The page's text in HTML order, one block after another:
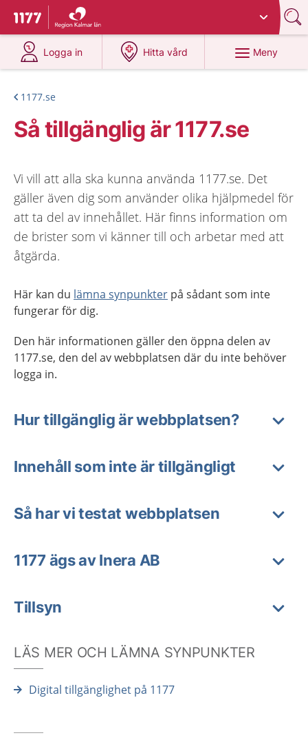
Till startsidan för 1177
Du har valt region
Logga in
på 1177.se
Hitta vård
på 1177.se
Meny
1177.se
Så tillgänglig är 1177.se
Vi vill att alla ska kunna använda 1177.se. Det
gäller även dig som använder olika hjälpmedel för
att ta del av innehållet. Här finns information om
de brister som vi känner till och arbetar med att
åtgärda.
Här kan du lämna synpunkter på sådant som inte
fungerar för dig.
Den här informationen gäller den öppna delen av
1177.se, den del av webbplatsen där du inte behöver
logga in.
Hur tillgänglig är webbplatsen?
Innehåll som inte är tillgängligt
Så har vi testat webbplatsen
1177 ägs av Inera AB
Tillsyn
LÄS MER OCH LÄMNA SYNPUNKTER
Digital tillgänglighet på 1177